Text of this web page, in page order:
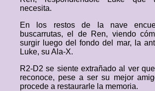
necesita.
En los restos de la nave
buscarrutas, el de Ren, viendo
surgir luego del fondo del mar, la
Luke, su Ala-X.
R2-D2 se siente extrañado al ver
reconoce, pese a ser su mejor
procede a restaurarle la memoria.